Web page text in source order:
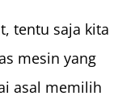
tentu saja kita
mesin yang
asal memilih